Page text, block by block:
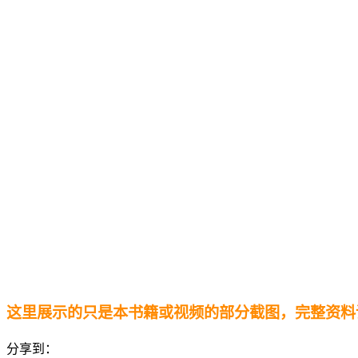
这里展示的只是本书籍或视频的部分截图，完整资料
分享到：